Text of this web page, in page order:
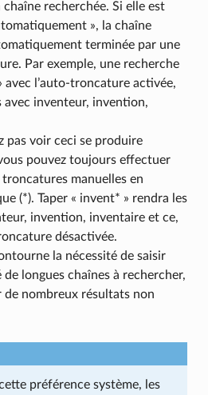
recherchée. Si elle est
», la chaîne
terminée par une
Par exemple, une recherche
avec l’auto-troncature activée,
avec inventeur, invention,
pas voir ceci se produire
pouvez toujours effectuer
manuelles en
(*). Taper « invent* » rendra les
invention, inventaire et ce,
désactivée.
la nécessité de saisir
longues chaînes à rechercher,
nombreux résultats non
préférence système, les